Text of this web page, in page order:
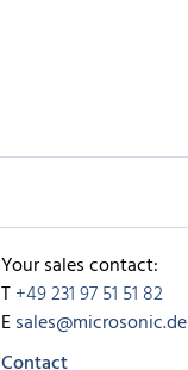
Your sales contact:
T+49 231 97 51 51 82
Esales@microsonic.de